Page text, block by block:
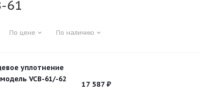
61
По цене По наличию
уплотнение
VCB-61/-62
17 587 ₽